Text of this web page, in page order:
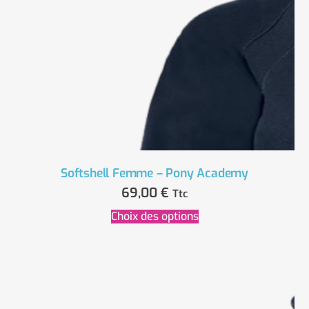
Softshell Femme – Pony Academy
69,00 € Ttc
Choix des options